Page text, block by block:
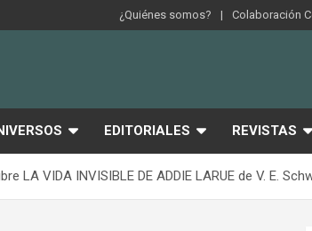
¿Quiénes somos? Colaboración
EDITORIALES REVISTAS
VIDA INVISIBLE DE ADDIE LARUE de V. E.